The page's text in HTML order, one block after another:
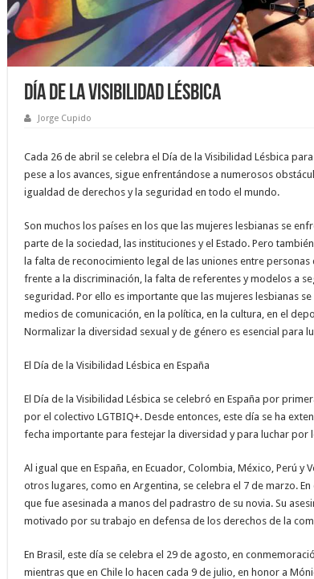
Día de la Visibilidad Lésbica
Jorge Cupido
Cada 26 de abril se celebra el Día de la Visibilidad Lésbica
pese a los avances, sigue enfrentándose a numerosos
igualdad de derechos y la seguridad en todo el mundo.
Son muchos los países en los que las mujeres lesbianas se
parte de la sociedad, las instituciones y el Estado. Pero
la falta de reconocimiento legal de las uniones entre
frente a la discriminación, la falta de referentes y modelos a
seguridad. Por ello es importante que las mujeres lesbianas
medios de comunicación, en la política, en la cultura, en el
Normalizar la diversidad sexual y de género es esencial para
El Día de la Visibilidad Lésbica en España
El Día de la Visibilidad Lésbica se celebró en España por
por el colectivo LGTBIQ+. Desde entonces, este día se ha
fecha importante para festejar la diversidad y para luchar por
Al igual que en España, en Ecuador, Colombia, México, Perú y
otros lugares, como en Argentina, se celebra el 7 de marzo. En
que fue asesinada a manos del padrastro de su novia. Su
motivado por su trabajo en defensa de los derechos de la
En Brasil, este día se celebra el 29 de agosto, en
mientras que en Chile lo hacen cada 9 de julio, en honor a